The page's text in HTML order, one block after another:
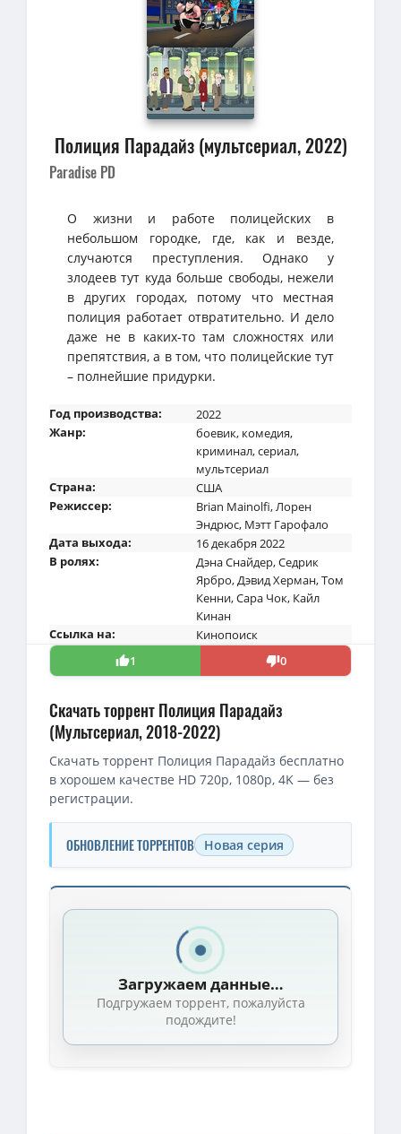
Полиция Парадайз (мультсериал, 2022)
Paradise PD
О жизни и работе полицейских в
небольшом городке, где, как и везде,
случаются преступления. Однако у
злодеев тут куда больше свободы, нежели
в других городах, потому что местная
полиция работает отвратительно. И дело
даже не в каких-то там сложностях или
препятствия, а в том, что полицейские тут
– полнейшие придурки.
Год производства:
2022
Жанр:
боевик, комедия,
криминал,сериал,
мультсериал
Страна:
США
Режиссер:
Brian Mainolfi,Лорен
Эндрюс, Мэтт Гарофало
Дата выхода:
16 декабря 2022
В ролях:
Дэна Снайдер,Седрик
Ярбро,Дэвид Херман,Том
Кенни,Сара Чок, Кайл
Кинан
Ссылка на:
Кинопоиск
1
0
Скачать торрент Полиция Парадайз
(Мультсериал, 2018-2022)
Скачать торрент Полиция Парадайз бесплатно
в хорошем качестве HD 720p, 1080p, 4K — без
регистрации.
ОБНОВЛЕНИЕ ТОРРЕНТОВ Новая серия
Скачать торрент — Полиция Парадайз / Paradise PD / Сезон:
1080p — Полиция Парадайз / Paradise PD [S04] (2022) WEB-DL
Полиция Парадайз / Paradise PD [S03] (2021) WEB-DLRip |
720p — Полиция Парадайз / Paradise PD [S04] (2022) WEB-DL
1080p — Полиция Парадайз / Paradise PD [S03] (2021) WEB-DL
1080p — Полиция Парадайз / Paradise PD [S03] (2021) WEB-DL
Загружаем данные…
Подгружаем торрент, пожалуйста
подождите!